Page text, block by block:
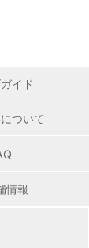
イド
ついて
情報